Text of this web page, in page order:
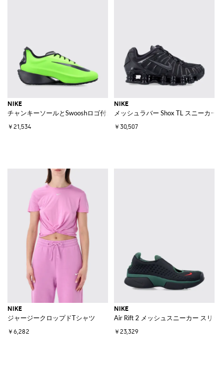
NIKE
チャンキーソールとSwooshロゴ付きレザー＆ラバー製 First Sight スニー
￥21,534
NIKE
メッシュラバー Shox TL スニーカー
￥30,507
NIKE
ジャージークロップドTシャツ
￥6,282
NIKE
Air Rift 2 メッシュスニーカー スリ
￥23,329